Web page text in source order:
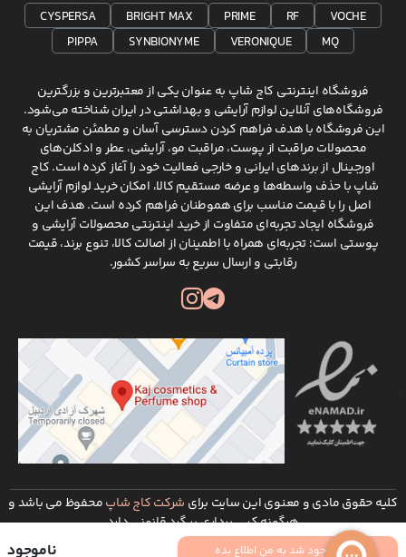
موجود شد به من اطلاع بده ناموجود
VOCHE
RF
PRIME
BRIGHT MAX
CYSPERSA
MQ
VERONIQUE
SYNBIONYME
PIPPA
فروشگاه اینترنتی کاج شاپ به عنوان یکی از معتبرترین و بزرگترین
فروشگاه‌های آنلاین لوازم آرایشی و بهداشتی در ایران شناخته می‌شود.
این فروشگاه با هدف فراهم کردن دسترسی آسان و مطمئن مشتریان به
محصولات مراقبت از پوست، مراقبت مو، آرایشی، عطر و ادکلن‌های
اورجینال از برندهای ایرانی و خارجی فعالیت خود را آغاز کرده است. کاج
شاپ با حذف واسطه‌ها و عرضه مستقیم کالا، امکان خرید لوازم آرایشی
اصل را با قیمت مناسب برای هموطنان فراهم کرده است. هدف این
فروشگاه ایجاد تجربه‌ای متفاوت از خرید اینترنتی محصولات آرایشی و
پوستی است؛ تجربه‌ای همراه با اطمینان از اصالت کالا، تنوع برند، قیمت
رقابتی و ارسال سریع به سراسر کشور.
کلیه حقوق مادی و معنوی این سایت برای شرکت کاج شاپمحفوظ می باشد و
هرگونه کپی برداری پیگرد قانونی دارد
توسعه و طراحی :شرکت طراحی سایت ره وب